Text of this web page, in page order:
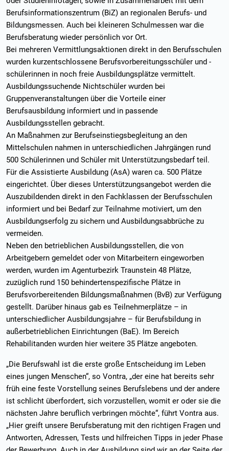
Berufsinformationszentrum (BiZ) an regionalen Berufs- und
Bildungsmessen. Auch bei kleineren Schulmessen war die
Berufsberatung wieder persönlich vor Ort.
Bei mehreren Vermittlungsaktionen direkt in den Berufsschulen
wurden kurzentschlossene Berufsvorbereitungsschüler und -
schülerinnen in noch freie Ausbildungsplätze vermittelt.
Ausbildungssuchende Nichtschüler wurden bei
Gruppenveranstaltungen über die Vorteile einer
Berufsausbildung informiert und in passende
Ausbildungsstellen gebracht.
An Maßnahmen zur Berufseinstiegsbegleitung an den
Mittelschulen nahmen in unterschiedlichen Jahrgängen rund
500 Schülerinnen und Schüler mit Unterstützungsbedarf teil.
Für die Assistierte Ausbildung (AsA) waren ca. 500 Plätze
eingerichtet. Über dieses Unterstützungsangebot werden die
Auszubildenden direkt in den Fachklassen der Berufsschulen
informiert und bei Bedarf zur Teilnahme motiviert, um den
Ausbildungserfolg zu sichern und Ausbildungsabbrüche zu
vermeiden.
Neben den betrieblichen Ausbildungsstellen, die von
Arbeitgebern gemeldet oder von Mitarbeitern eingeworben
werden, wurden im Agenturbezirk Traunstein 48 Plätze,
zuzüglich rund 150 behindertenspezifische Plätze in
Berufsvorbereitenden Bildungsmaßnahmen (BvB) zur Verfügung
gestellt. Darüber hinaus gab es Teilnehmerplätze – in
unterschiedlicher Ausbildungsjahre – für Berufsbildung in
außerbetrieblichen Einrichtungen (BaE). Im Bereich
Rehabilitanden wurden hier weitere 35 Plätze angeboten.
„Die Berufswahl ist die erste große Entscheidung im Leben
eines jungen Menschen“, so Vontra, „der eine hat bereits sehr
früh eine feste Vorstellung seines Berufslebens und der andere
ist schlicht überfordert, sich vorzustellen, womit er oder sie die
nächsten Jahre beruflich verbringen möchte“, führt Vontra aus.
„Hier greift unsere Berufsberatung mit den richtigen Fragen und
Antworten, Adressen, Tests und hilfreichen Tipps in jeder Phase